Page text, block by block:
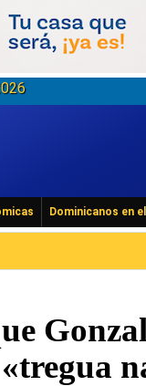
Dominicanos en